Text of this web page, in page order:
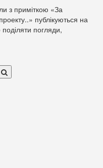
з приміткою «За
публікуються на
погляди,